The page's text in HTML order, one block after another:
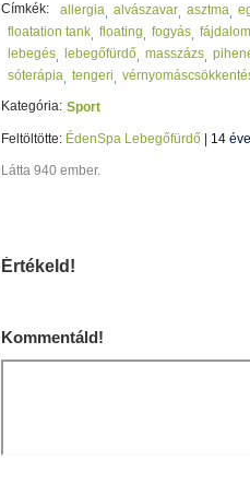
Címkék: allergia alvászavar asztma
floatation tank floating fogyás
lebegés
lebegőfürdő masszázs
sóterápia tengeri
Kategória: Sport
Feltöltötte: ÉdenSpa Lebegőfürdő 14 éve
Látta 940 ember.
Értékeld!
Kommentáld!